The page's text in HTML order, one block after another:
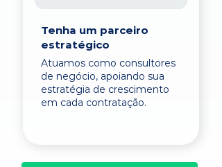
Tenha um parceiro
estratégico
Atuamos como consultores
de negócio, apoiando sua
estratégia de crescimento
em cada contratação.